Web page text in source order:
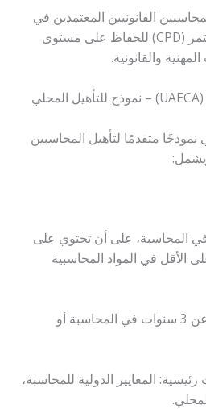
القانونيين المعتمدين في
دبي بـ التعليم المهني المستمر (CPD) للحفاظ على مستوى
والقانونية.
3. برنامج الزمالة الإماراتي (UAECA) – نموذج للتأهيل المحلي
نموذجًا متقدمًا لتأهيل المحاسبين
المحاسبة، على أن تحتوي على
الأقل في المواد المحاسبية
خبرة عملية لا تقل عن 3 سنوات في المحاسبة أو
رئيسية: المعايير الدولية للمحاسبة،